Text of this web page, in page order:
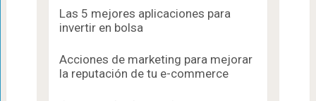
Las 5 mejores aplicaciones para
invertir en bolsa
Acciones de marketing para mejorar
la reputación de tu e-commerce